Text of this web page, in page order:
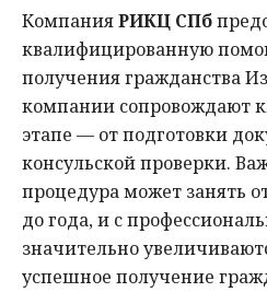
КомпанияРИКЦ СПб
квалифицированную
получения гражданства
компании сопровождают
этапе — от подготовки
консульской проверки.
процедура может занять
до года, и с
значительно
успешное получение